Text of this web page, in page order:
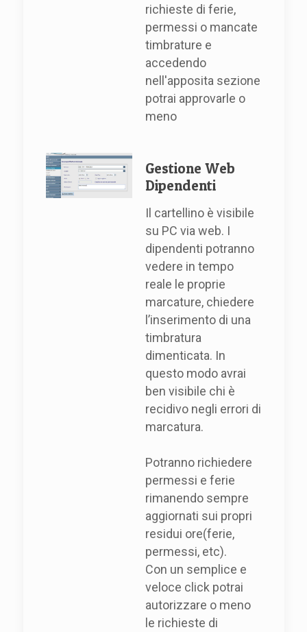
richieste di ferie,
permessi o mancate
timbrature e
accedendo
nell'apposita sezione
potrai approvarle o
meno
Gestione Web
Dipendenti
Il cartellino è visibile
su PC via web. I
dipendenti potranno
vedere in tempo
reale le proprie
marcature, chiedere
l’inserimento di una
timbratura
dimenticata. In
questo modo avrai
ben visibile chi è
recidivo negli errori di
marcatura.
Potranno richiedere
permessi e ferie
rimanendo sempre
aggiornati sui propri
residui ore(ferie,
permessi, etc).
Con un semplice e
veloce click potrai
autorizzare o meno
le richieste di